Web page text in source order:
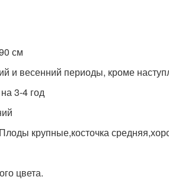
см
и весенний периоды, кроме
3-4 год
крупные,косточка
цвета.